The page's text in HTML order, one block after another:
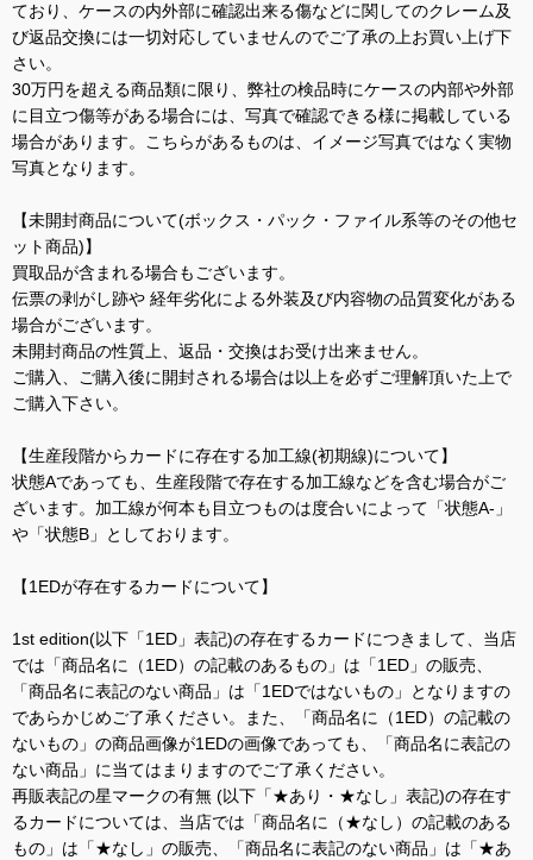
ており、ケースの内外部に確認出来る傷などに関してのクレーム及
び返品交換には一切対応していませんのでご了承の上お買い上げ下
さい。
30万円を超える商品類に限り、弊社の検品時にケースの内部や外部
に目立つ傷等がある場合には、写真で確認できる様に掲載している
場合があります。こちらがあるものは、イメージ写真ではなく実物
写真となります。
【未開封商品について(ボックス・パック・ファイル系等のその他セ
ット商品)】
買取品が含まれる場合もございます。
伝票の剥がし跡や 経年劣化による外装及び内容物の品質変化がある
場合がございます。
未開封商品の性質上、返品・交換はお受け出来ません。
ご購入、ご購入後に開封される場合は以上を必ずご理解頂いた上で
ご購入下さい。
【生産段階からカードに存在する加工線(初期線)について】
状態Aであっても、生産段階で存在する加工線などを含む場合がご
ざいます。加工線が何本も目立つものは度合いによって「状態A-」
や「状態B」としております。
【1EDが存在するカードについて】
1st edition(以下「1ED」表記)の存在するカードにつきまして、当店
では「商品名に（1ED）の記載のあるもの」は「1ED」の販売、
「商品名に表記のない商品」は「1EDではないもの」となりますの
であらかじめご了承ください。また、「商品名に（1ED）の記載の
ないもの」の商品画像が1EDの画像であっても、「商品名に表記の
ない商品」に当てはまりますのでご了承ください。
再販表記の星マークの有無 (以下「★あり・★なし」表記)の存在す
るカードについては、当店では「商品名に（★なし）の記載のある
もの」は「★なし」の販売、「商品名に表記のない商品」は「★あ